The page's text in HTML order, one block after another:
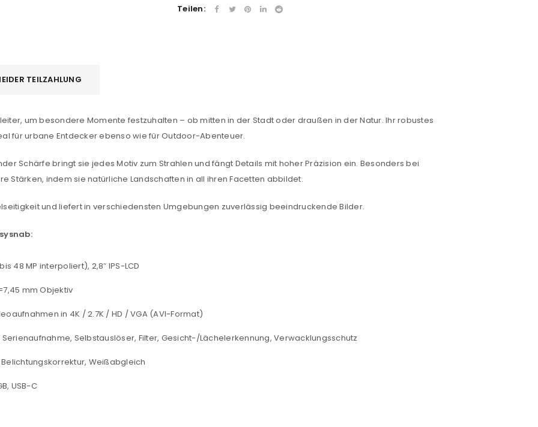
*
durch
Mail-Adresse gesendet.
Teilen:
TEILZAHLUNG
um besondere Momente festzuhalten – ob mitten in der Stadt oder draußen in der Natur. Ihr robustes
für urbane Entdecker ebenso wie für Outdoor-Abenteuer.
Schärfe bringt sie jedes Motiv zum Strahlen und fängt Details mit hoher Präzision ein. Besonders bei
Stärken, indem sie natürliche Landschaften in all ihren Facetten abbildet.
und liefert in verschiedensten Umgebungen zuverlässig beeindruckende Bilder.
48 MP interpoliert), 2,8″ IPS-LCD
mm Objektiv
in 4K / 2.7K / HD / VGA (AVI-Format)
Selbstauslöser, Filter, Gesicht-/Lächelerkennung, Verwacklungsschutz
Weißabgleich
USB-C